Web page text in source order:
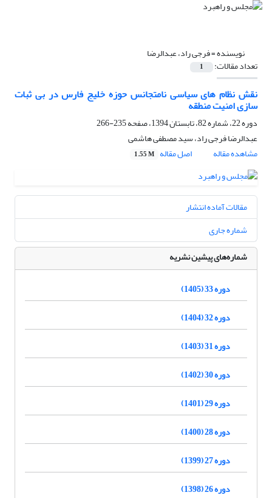
نویسنده =فرجی راد، عبدالرضا
تعداد مقالات: 1
نقش نظام های سیاسی نامتجانس حوزه خلیج فارس در بی ثبات
سازی امنیت منطقه
دوره 22، شماره 82، تابستان 1394، صفحه
235-266
عبدالرضا فرجی راد، سید مصطفی هاشمی
مشاهده مقاله
اصل مقاله 1.55 M
مقالات آماده انتشار
شماره جاری
شماره‌های پیشین نشریه
دوره 33 (1405)
دوره 32 (1404)
دوره 31 (1403)
دوره 30 (1402)
دوره 29 (1401)
دوره 28 (1400)
دوره 27 (1399)
دوره 26 (1398)